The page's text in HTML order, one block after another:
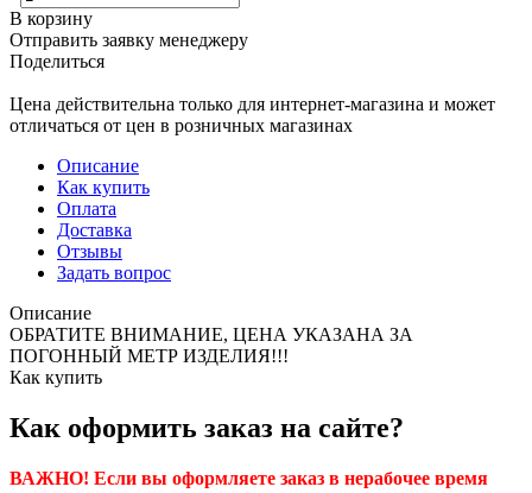
В корзину
Отправить заявку менеджеру
Поделиться
Цена действительна только для интернет-магазина и может
отличаться от цен в розничных магазинах
Описание
Как купить
Оплата
Доставка
Отзывы
Задать вопрос
Описание
ОБРАТИТЕ ВНИМАНИЕ, ЦЕНА УКАЗАНА ЗА
ПОГОННЫЙ МЕТР ИЗДЕЛИЯ!!!
Как купить
Как оформить заказ на сайте?
ВАЖНО! Если вы оформляете заказ в нерабочее время